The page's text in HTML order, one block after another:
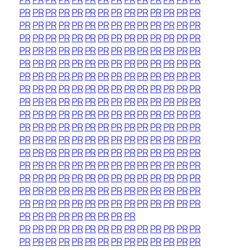
PRPRPRPRPR PRPRPRPRPRPRPR PRPR
PRPRPRPRPR PRPRPRPRPRPRPR PRPR
PRPRPRPRPR PRPRPRPRPRPRPR PRPR
PRPRPRPRPR PRPRPRPRPRPRPR PRPR
PRPRPRPRPR PRPRPRPRPRPRPR PRPR
PRPRPRPRPR PRPRPRPRPRPRPR PRPR
PRPRPRPRPR PRPRPRPRPRPRPR PRPR
PRPRPRPRPR PRPRPRPRPRPRPR PRPR
PRPRPRPRPR PRPRPRPRPRPRPR PRPR
PRPRPRPRPR PRPRPRPRPRPRPR PRPR
PRPRPRPRPR PRPRPRPRPRPRPR PRPR
PRPRPRPRPR PRPRPRPRPRPRPR PRPR
PRPRPRPRPR PRPRPRPRPRPRPR PRPR
PRPRPRPRPR PRPRPRPRPRPRPR PRPR
PRPRPRPRPR PRPRPRPRPRPRPR PRPR
PRPRPRPRPR PRPRPRPRPRPRPR PRPR
PRPRPRPRPR PRPRPRPR
PRPRPRPRPR PRPRPRPRPRPRPR PRPR
PRPRPRPRPR PRPRPRPRPRPRPR PRPR